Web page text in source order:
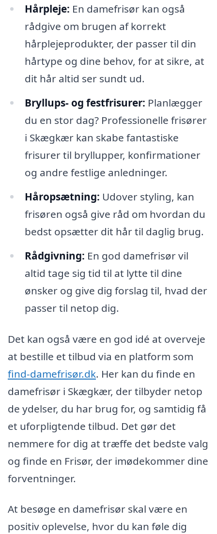
Hårpleje: En damefrisør kan også
rådgive om brugen af korrekt
hårplejeprodukter, der passer til din
hårtype og dine behov, for at sikre, at
dit hår altid ser sundt ud.
Bryllups- og festfrisurer: Planlægger
du en stor dag? Professionelle frisører
i Skægkær kan skabe fantastiske
frisurer til bryllupper, konfirmationer
og andre festlige anledninger.
Håropsætning: Udover styling, kan
frisøren også give råd om hvordan du
bedst opsætter dit hår til daglig brug.
Rådgivning: En god damefrisør vil
altid tage sig tid til at lytte til dine
ønsker og give dig forslag til, hvad der
passer til netop dig.
Det kan også være en god idé at overveje
at bestille et tilbud via en platform som
find-damefrisør.dk. Her kan du finde en
damefrisør i Skægkær, der tilbyder netop
de ydelser, du har brug for, og samtidig få
et uforpligtende tilbud. Det gør det
nemmere for dig at træffe det bedste valg
og finde en Frisør, der imødekommer dine
forventninger.
At besøge en damefrisør skal være en
positiv oplevelse, hvor du kan føle dig